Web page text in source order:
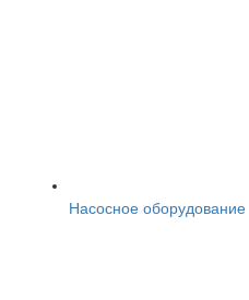
Насосное оборудование